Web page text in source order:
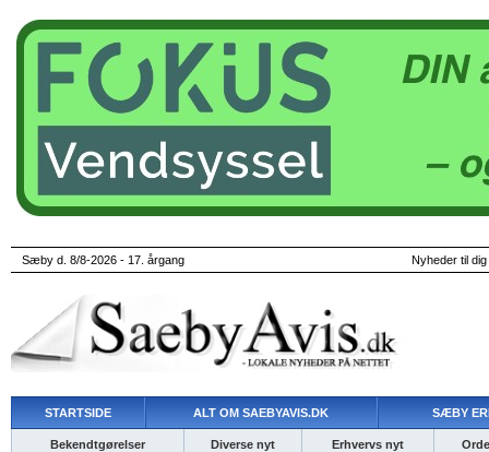
Sæby d. 8/8-2026 - 17. årgang Nyheder til
STARTSIDE ALT OM SAEBYAVIS.DK SÆBY
Bekendtgørelser Diverse nyt Erhvervs nyt